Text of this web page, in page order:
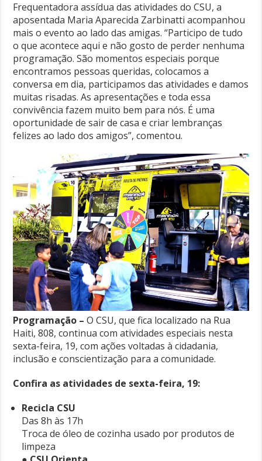
Frequentadora assídua das atividades do CSU, a
aposentada Maria Aparecida Zarbinatti acompanhou
mais o evento ao lado das amigas. “Participo de tudo
o que acontece aqui e não gosto de perder nenhuma
programação. São momentos especiais porque
encontramos pessoas queridas, colocamos a
conversa em dia, participamos das atividades e damos
muitas risadas. As apresentações e toda essa
convivência fazem muito bem para nós. É uma
oportunidade de sair de casa e criar lembranças
felizes ao lado dos amigos”, comentou.
Programação – O CSU, que fica localizado na Rua
Haiti, 808, continua com atividades especiais nesta
sexta-feira, 19, com ações voltadas à cidadania,
inclusão e conscientização para a comunidade.
Confira as atividades de sexta-feira, 19:
Recicla CSU
Das 8h às 17h
Troca de óleo de cozinha usado por produtos de
limpeza